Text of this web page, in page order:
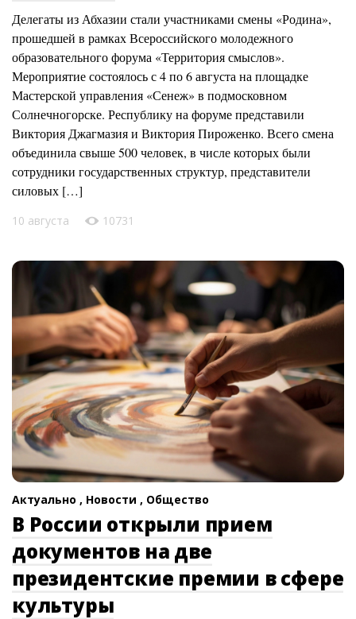
Делегаты из Абхазии стали участниками смены «Родина»,
прошедшей в рамках Всероссийского молодежного
образовательного форума «Территория смыслов».
Мероприятие состоялось с 4 по 6 августа на площадке
Мастерской управления «Сенеж» в подмосковном
Солнечногорске. Республику на форуме представили
Виктория Джагмазия и Виктория Пироженко. Всего смена
объединила свыше 500 человек, в числе которых были
сотрудники государственных структур, представители
силовых […]
10 августа 10731
Актуально , Новости , Общество
В России открыли прием
документов на две
президентские премии в сфере
культуры